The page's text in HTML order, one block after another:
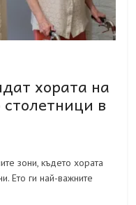
хората на
в
зони, където хората
Ето ги най-важните